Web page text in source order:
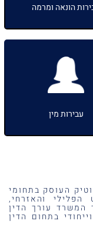
הונאה ומרמה
עבירות מין
העוסק בתחומי
הפלילי והאזרחי,
המשרד עורך הדין
בתחום הדין